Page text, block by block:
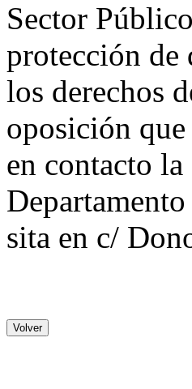
Sector
protección de
los derechos
oposición
en contacto
sita en c/